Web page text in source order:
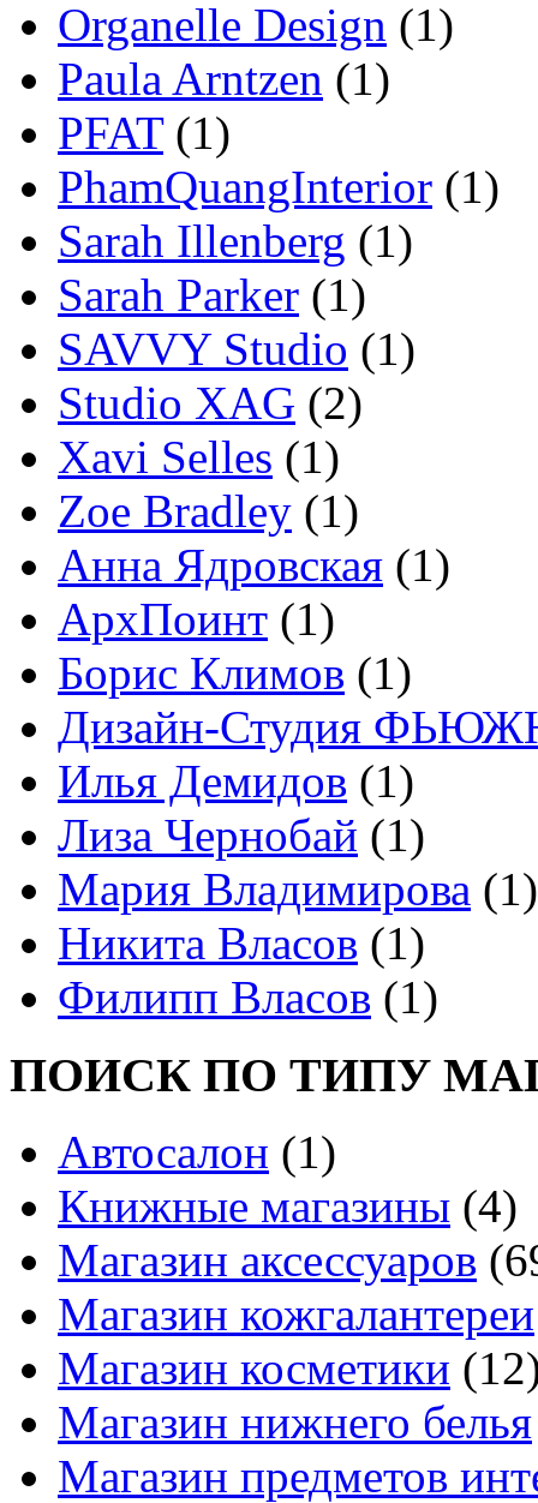
Organelle Design (1)
Paula Arntzen (1)
PFAT(1)
PhamQuangInterior (1)
Sarah Illenberg (1)
Sarah Parker (1)
SAVVY Studio (1)
Studio XAG (2)
Xavi Selles (1)
Zoe Bradley (1)
Анна Ядровская (1)
АрхПоинт (1)
Борис Климов (1)
Дизайн-Студия
Илья Демидов (1)
Лиза Чернобай (1)
Мария Владимирова (1)
Никита Власов (1)
Филипп Власов (1)
ПОИСК ПО ТИПУ
Автосалон (1)
Книжные магазины (4)
Магазин аксессуаров
Магазин кожгалантереи
Магазин косметики
Магазин нижнего белья
Магазин предметов